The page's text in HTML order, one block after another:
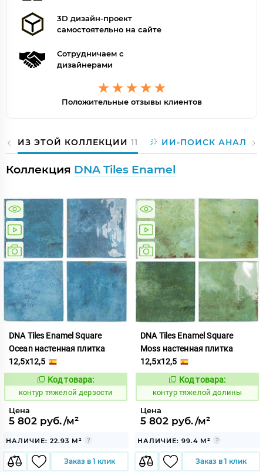
3D дизайн-проект
самостоятельно на сайте
Сотрудничаем с
дизайнерами
Положительные отзывы клиентов
ИЗ ЭТОЙ КОЛЛЕКЦИИ 11 ИИ-ПОИСК
Коллекция DNA Tiles Enamel
DNA Tiles Enamel Square
Ocean настенная плитка
12,5x12,5
763395
Код товара:
контур тяжелой дерзости
Цена
5 802 руб./м²
НАЛИЧИЕ: 22.93 М²
Заказ в 1 клик
DNA Tiles Enamel Square
Moss настенная плитка
12,5x12,5
763396
Код товара:
контур тяжелой долины
Цена
5 802 руб./м²
НАЛИЧИЕ: 99.4 М²
Заказ в 1 клик